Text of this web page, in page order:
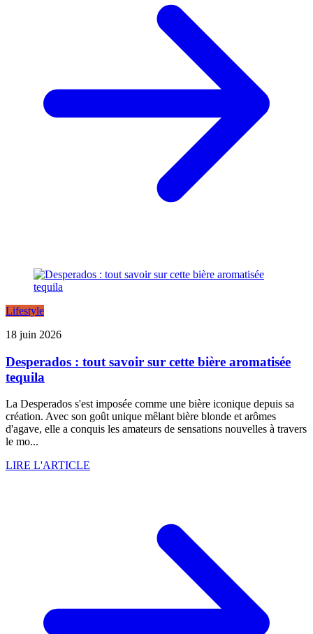
Lifestyle
18 juin 2026
Desperados : tout savoir sur cette bière aromatisée
tequila
La Desperados s'est imposée comme une bière iconique depuis sa
création. Avec son goût unique mêlant bière blonde et arômes
d'agave, elle a conquis les amateurs de sensations nouvelles à travers
le mo...
LIRE L'ARTICLE